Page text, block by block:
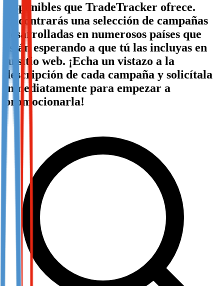
Not already our Publisher?
Sign up here
disponibles que TradeTracker ofrece.
Encontrarás una selección de campañas
desarrolladas en numerosos países que
están esperando a que tú las incluyas en
tu sitio web. ¡Echa un vistazo a la
descripción de cada campaña y solicítala
inmediatamente para empezar a
promocionarla!